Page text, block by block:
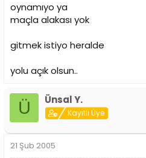
oynamıyo ya
maçla alakası yok
gitmek istiyo heralde
yolu açık olsun..
Ü Ünsal Y.
Kayıtlı Üye
21 Şub 2005